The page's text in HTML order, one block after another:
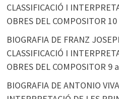
CLASSIFICACIÓ I
OBRES DEL COMPOSITOR
BIOGRAFIA DE FRANZ
CLASSIFICACIÓ I
OBRES DEL COMPOSITOR 9
BIOGRAFIA DE ANTONIO